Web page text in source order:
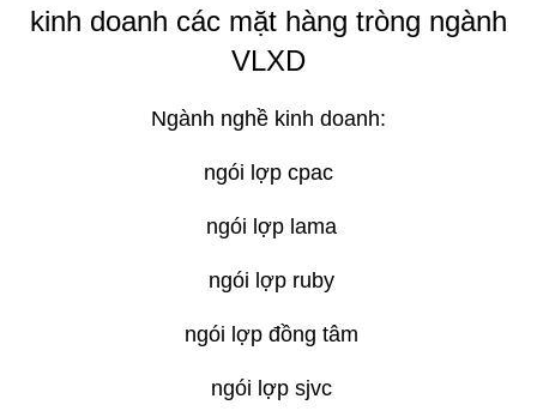
kinh doanh các mặt hàng tròng ngành
VLXD
Ngành nghề kinh doanh:
ngói lợp cpac
ngói lợp lama
ngói lợp ruby
ngói lợp đồng tâm
ngói lợp sjvc